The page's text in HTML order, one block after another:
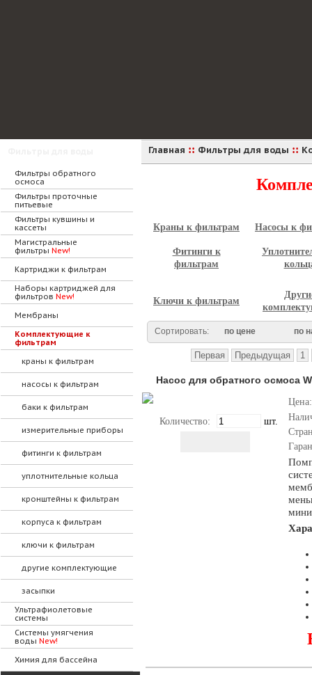
Фильтры обратного
осмоса
Фильтры проточные
питьевые
Фильтры кувшины и
кассеты
Магистральные
фильтры New!
Картриджи к фильтрам
Наборы картриджей для
фильтров New!
Мембраны
Комплектующие к
фильтрам
краны к фильтрам
насосы к фильтрам
баки к фильтрам
измерительные приборы
фитинги к фильтрам
уплотнительные кольца
кронштейны к фильтрам
корпуса к фильтрам
ключи к фильтрам
другие комплектующие
засыпки
Ультрафиолетовые
системы
Системы умягчения
воды New!
Химия для бассейна
Главная :: Фильтры для воды ::
Краны к фильтрам Насосы к
Фитинги к
фильтрам
Ключи к фильтрам
Сортировать: по цене по
Первая Предыдущая 1
Насос для обратного осмоса
Количество: шт.
Цена: